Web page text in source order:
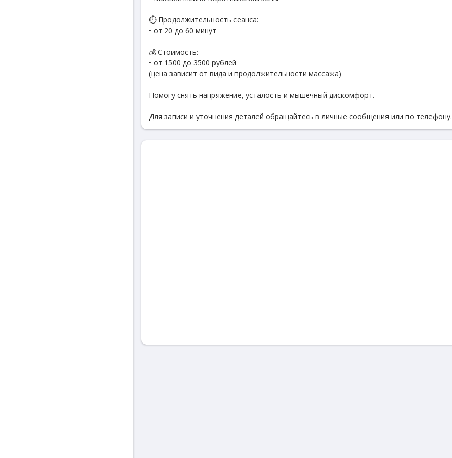
⏱ Продолжительность сеанса:
• от 20 до 60 минут
💰 Стоимость:
• от 1500 до 3500 рублей
(цена зависит от вида и продолжительности массажа)
Помогу снять напряжение, усталость и мышечный дискомфорт.
Для записи и уточнения деталей обращайтесь в личные сообщения или по телефону.